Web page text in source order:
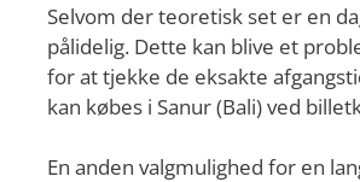
Selvom der teoretisk set er en
pålidelig. Dette kan blive et
for at tjekke de eksakte
kan købes i Sanur (Bali) ved
En anden valgmulighed for en